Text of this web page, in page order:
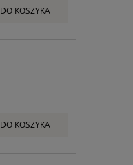
DO KOSZYKA
DO KOSZYKA